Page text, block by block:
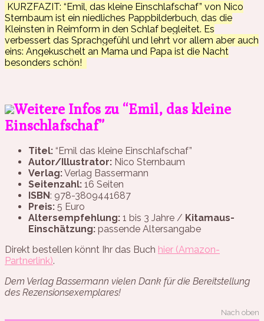
KURZFAZIT: “Emil, das kleine Einschlafschaf” von Nico
Sternbaum ist ein niedliches Pappbilderbuch, das die
Kleinsten in Reimform in den Schlaf begleitet. Es
verbessert das Sprachgefühl und lehrt vor allem aber auch
eins: Angekuschelt an Mama und Papa ist die Nacht
besonders schön!
Weitere Infos zu “Emil, das kleine
Einschlafschaf”
Titel: “Emil das kleine Einschlafschaf”
Autor/Illustrator: Nico Sternbaum
Verlag:Verlag Bassermann
Seitenzahl: 16 Seiten
ISBN: 978-3809441687
Preis: 5 Euro
Altersempfehlung: 1 bis 3 Jahre / Kitamaus-
Einschätzung: passende Altersangabe
Direkt bestellen könnt Ihr das Buch hier (Amazon-
Partnerlink).
Dem Verlag Bassermann vielen Dank für die Bereitstellung
des Rezensionsexemplares!
Nach oben